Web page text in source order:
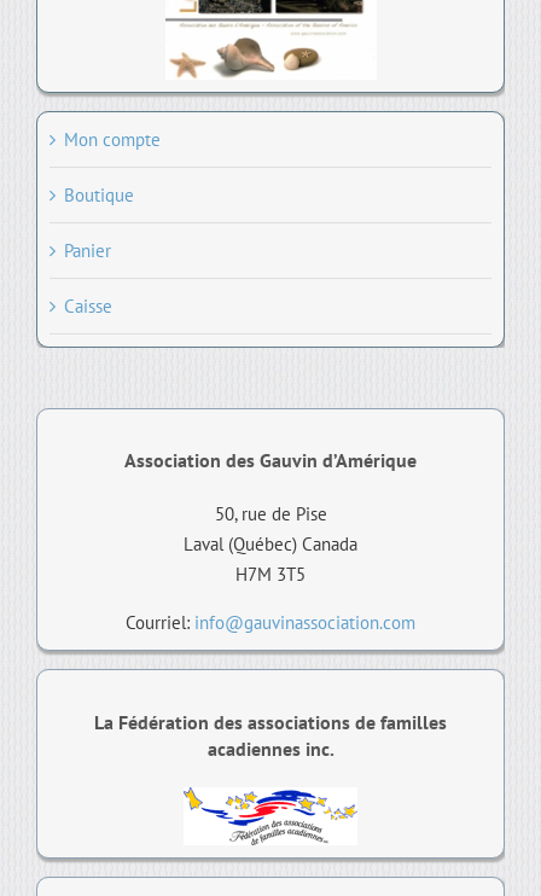
Association des Gauvin d’Amérique
50, rue de Pise
Laval (Québec) Canada
H7M 3T5
Courriel: info@gauvinassociation.com
La Fédération des associations de familles
acadiennes inc.
Mon compte
Boutique
Panier
Caisse